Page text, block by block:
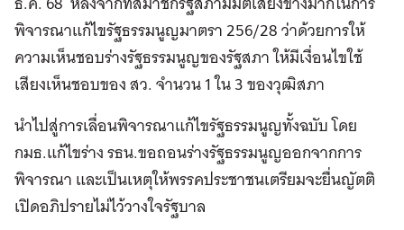
พิจารณาแก้ไขรัฐธรรมนูญมาตรา 256/28 ว่าด้วยการให้
ความเห็นชอบร่างรัฐธรรมนูญของรัฐสภา ให้มีเงื่อนไขใช้
เสียงเห็นชอบของ สว. จำนวน 1 ใน 3 ของวุฒิสภา
นำไปสู่การเลื่อนพิจารณาแก้ไขรัฐธรรมนูญทั้งฉบับ โดย
กมธ.แก้ไขร่าง รธน.ขอถอนร่างรัฐธรรมนูญออกจากการ
พิจารณา และเป็นเหตุให้พรรคประชาชนเตรียมจะยื่นญัตติ
เปิดอภิปรายไม่ไว้วางใจรัฐบาล